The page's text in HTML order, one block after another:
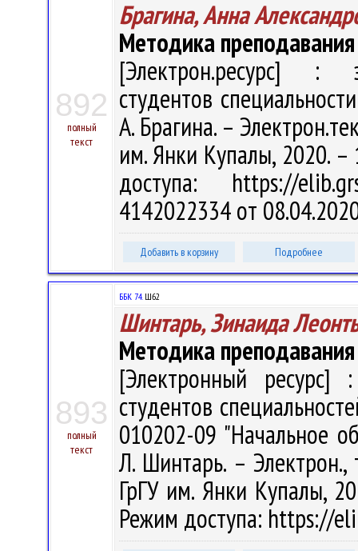
892
полный
текст
Брагина, Анна
Методика
[Электрон.ресурс] :
студентов
А. Брагина. –
им. Янки Купалы, 2020. –
доступа: https://
4142022334 от
Добавить в корзину Подробнее
893
полный
текст
ББК 74.Ш62
Шинтарь, Зинаида
Методика
[Электронный ресурс]
студентов
010202-09 "Начальное
Л. Шинтарь. –
ГрГУ им. Янки Купалы,
Режим доступа: https://